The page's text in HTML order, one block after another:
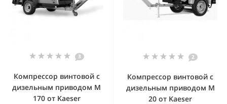
3
Компрессор винтовой с
дизельным приводом М
170 от Kaeser
2
Компрессор винтовой с
дизельным приводом М
20 от Kaeser